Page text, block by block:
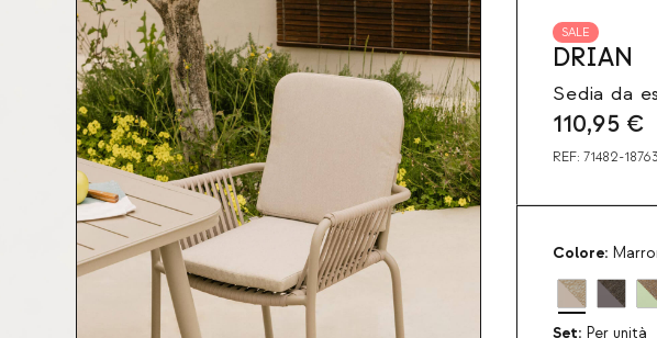
SALE
DRIAN
Sedia da
110,95 €
REF: 71482-
Colore:
Set: Per unità